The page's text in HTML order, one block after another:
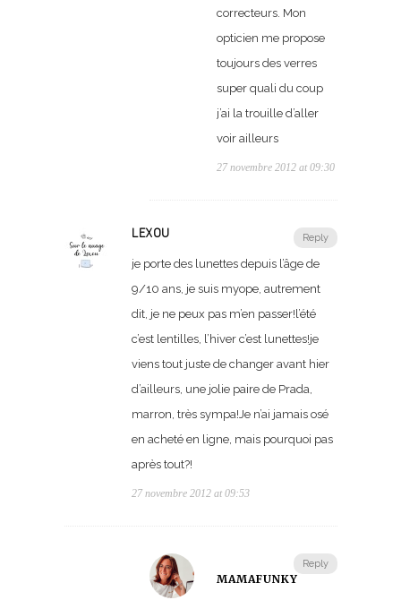
correcteurs. Mon
opticien me propose
toujours des verres
super quali du coup
j’ai la trouille d’aller
voir ailleurs
27 novembre 2012 at 09:30
Reply
LEXOU
je porte des lunettes depuis l’âge de
9/10 ans, je suis myope, autrement
dit, je ne peux pas m’en passer!l’été
c’est lentilles, l’hiver c’est lunettes!je
viens tout juste de changer avant hier
d’ailleurs, une jolie paire de Prada,
marron, très sympa!Je n’ai jamais osé
en acheté en ligne, mais pourquoi pas
après tout?!
27 novembre 2012 at 09:53
Reply
MAMAFUNKY